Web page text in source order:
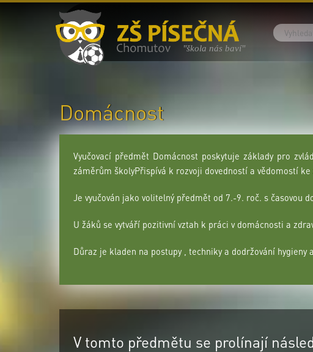
"škola nás baví"
Domácnost
Vyučovací předmět Domácnost poskytuje základy pro
záměrům školyPřispívá k rozvoji dovedností a vědomostí
Je vyučován jako volitelný předmět od 7.-9. roč. s časovou
U žáků se vytváří pozitivní vztah k práci v domácnosti a
Důraz je kladen na postupy , techniky a dodržování hygieny
V tomto předmětu se prolínají